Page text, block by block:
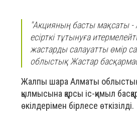
"Акцияның басты мақсаты -
есірткі тұтынуға
жастарды салауатты өмір
облыстық Жастар
Жалпы шара Алматы облыстық
қылмысына қарсы іс-қимыл
өкілдерімен бірлесе өткізілді.